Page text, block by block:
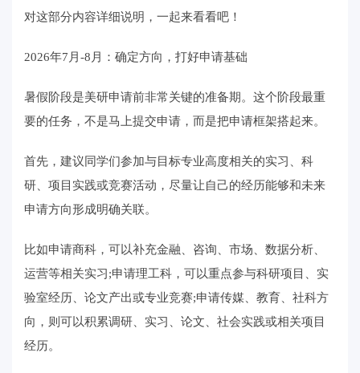
对这部分内容详细说明，一起来看看吧！
2026年7月-8月：确定方向，打好申请基础
暑假阶段是美研申请前非常关键的准备期。这个阶段最重
要的任务，不是马上提交申请，而是把申请框架搭起来。
首先，建议同学们参加与目标专业高度相关的实习、科
研、项目实践或竞赛活动，尽量让自己的经历能够和未来
申请方向形成明确关联。
比如申请商科，可以补充金融、咨询、市场、数据分析、
运营等相关实习;申请理工科，可以重点参与科研项目、实
验室经历、论文产出或专业竞赛;申请传媒、教育、社科方
向，则可以积累调研、实习、论文、社会实践或相关项目
经历。